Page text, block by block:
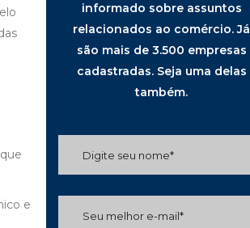
e
informado sobre assuntos
relacionados ao comércio. Já
são mais de 3.500 empresas
cadastradas. Seja uma delas
também.